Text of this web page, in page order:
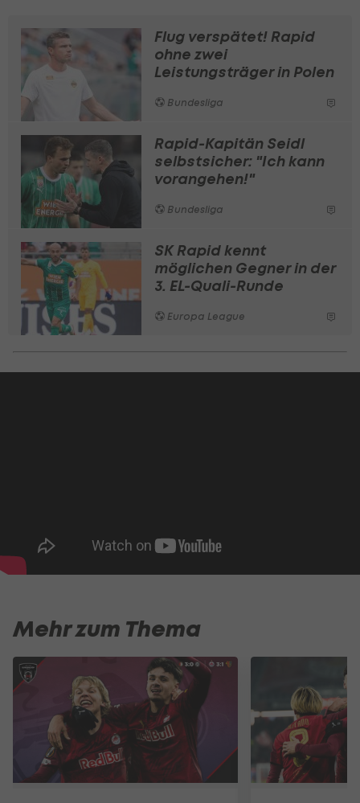
Flug verspätet! Rapid
ohne zwei
Leistungsträger in Polen
Bundesliga
Rapid-Kapitän Seidl
selbstsicher: "Ich kann
vorangehen!"
Bundesliga
SK Rapid kennt
möglichen Gegner in der
3. EL-Quali-Runde
Europa League
Mehr zum Thema